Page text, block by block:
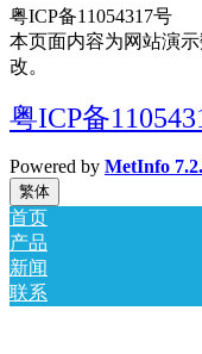
粤ICP备11054317号
本页面内容为网站演
改。
粤ICP备
Powered by MetInfo
繁体
首页
产品
新闻
联系